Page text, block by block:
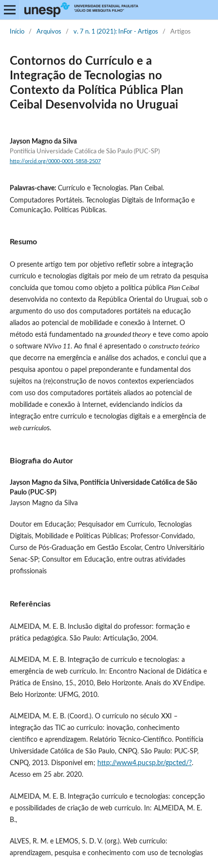
Início / Arquivos / v. 7 n. 1 (2021): InFor - Artigos / Artigos
Contornos do Currículo e a
Integração de Tecnologias no
Contexto da Política Pública Plan
Ceibal Desenvolvida no Uruguai
Jayson Magno da Silva
Pontifícia Universidade Católica de São Paulo (PUC-SP)
http://orcid.org/0000-0001-5858-2507
Palavras-chave: Currículo e Tecnologias. Plan Ceibal.
Computadores Portáteis. Tecnologias Digitais de Informação e
Comunicação. Políticas Públicas.
Resumo
O presente artigo tem por objetivo refletir sobre a integração
currículo e tecnologias digitais por meio de um retrato da pesquisa
concluída que tomou como objeto a política pública Plan Ceibal
desenvolvida no contexto da República Oriental do Uruguai, sob o
argumento do uso dos computadores portáteis na educação
aliados ao potencial de mobilidade e conexão à Internet. O
método está fundamentado nagrounded theorye teve como apoio
o software NVivo 11. Ao final é apresentado o constructo teórico
que decorre na emergência e análise dos achados, e conclui que a
pesquisa apontou o papel preponderante e fundamental dos
sujeitos na (re)construção de novos contextos experienciados
com uso dos computadores portáteis aliados ao potencial de
mobilidade e conexão à Internet, evidenciando indícios da
integração entre currículo e tecnologias digitais e a emergência de
web currículos.
Biografia do Autor
Jayson Magno da Silva, Pontifícia Universidade Católica de São
Paulo (PUC-SP)
Jayson Magno da Silva
Doutor em Educação; Pesquisador em Currículo, Tecnologias
Digitais, Mobilidade e Políticas Públicas; Professor-Convidado,
Curso de Pós-Graduação em Gestão Escolar, Centro Universitário
Senac-SP; Consultor em Educação, entre outras atividades
profissionais
Referências
ALMEIDA, M. E. B. Inclusão digital do professor: formação e
prática pedagógica. São Paulo: Articulação, 2004.
ALMEIDA, M. E. B. Integração de currículo e tecnologias: a
emergência de web currículo. In: Encontro Nacional de Didática e
Prática de Ensino, 15., 2010, Belo Horizonte. Anais do XV Endipe.
Belo Horizonte: UFMG, 2010.
ALMEIDA, M. E. B. (Coord.). O currículo no século XXI –
integração das TIC ao currículo: inovação, conhecimento
científico e aprendizagem. Relatório Técnico-Científico. Pontifícia
Universidade Católica de São Paulo, CNPQ. São Paulo: PUC-SP,
CNPQ, 2013. Disponível em; http://www4.pucsp.br/gpcted/?.
Acesso em 25 abr. 2020.
ALMEIDA, M. E. B. Integração currículo e tecnologias: concepção
e possibilidades de criação de web currículo. In: ALMEIDA, M. E.
B.,
ALVES, R. M. e LEMOS, S. D. V. (org.). Web currículo:
aprendizagem, pesquisa e conhecimento com uso de tecnologias